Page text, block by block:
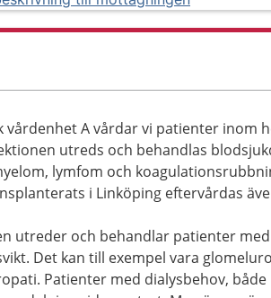
vårdenhet A vårdar vi patienter inom
utreds och behandlas
lymfom och
i Linköping eftervårdas
utreder och behandlar patienter
Det kan till exempel vara
Patienter med dialysbehov,